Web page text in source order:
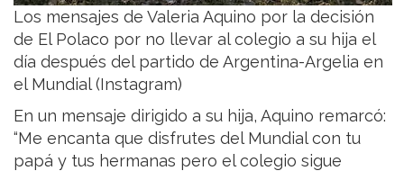
Los mensajes de Valeria Aquino por la decisión
de El Polaco por no llevar al colegio a su hija el
día después del partido de Argentina-Argelia en
el Mundial (Instagram)
En un mensaje dirigido a su hija, Aquino remarcó:
“Me encanta que disfrutes del Mundial con tu
papá y tus hermanas pero el colegio sigue